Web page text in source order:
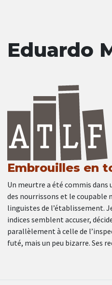
Eduardo
Embrouilles en
Un meurtre a été commis dans
des nourrissons et le coupable
linguistes de l’établissement.
indices semblent accuser,
parallèlement à celle de
futé, mais un peu bizarre. Ses